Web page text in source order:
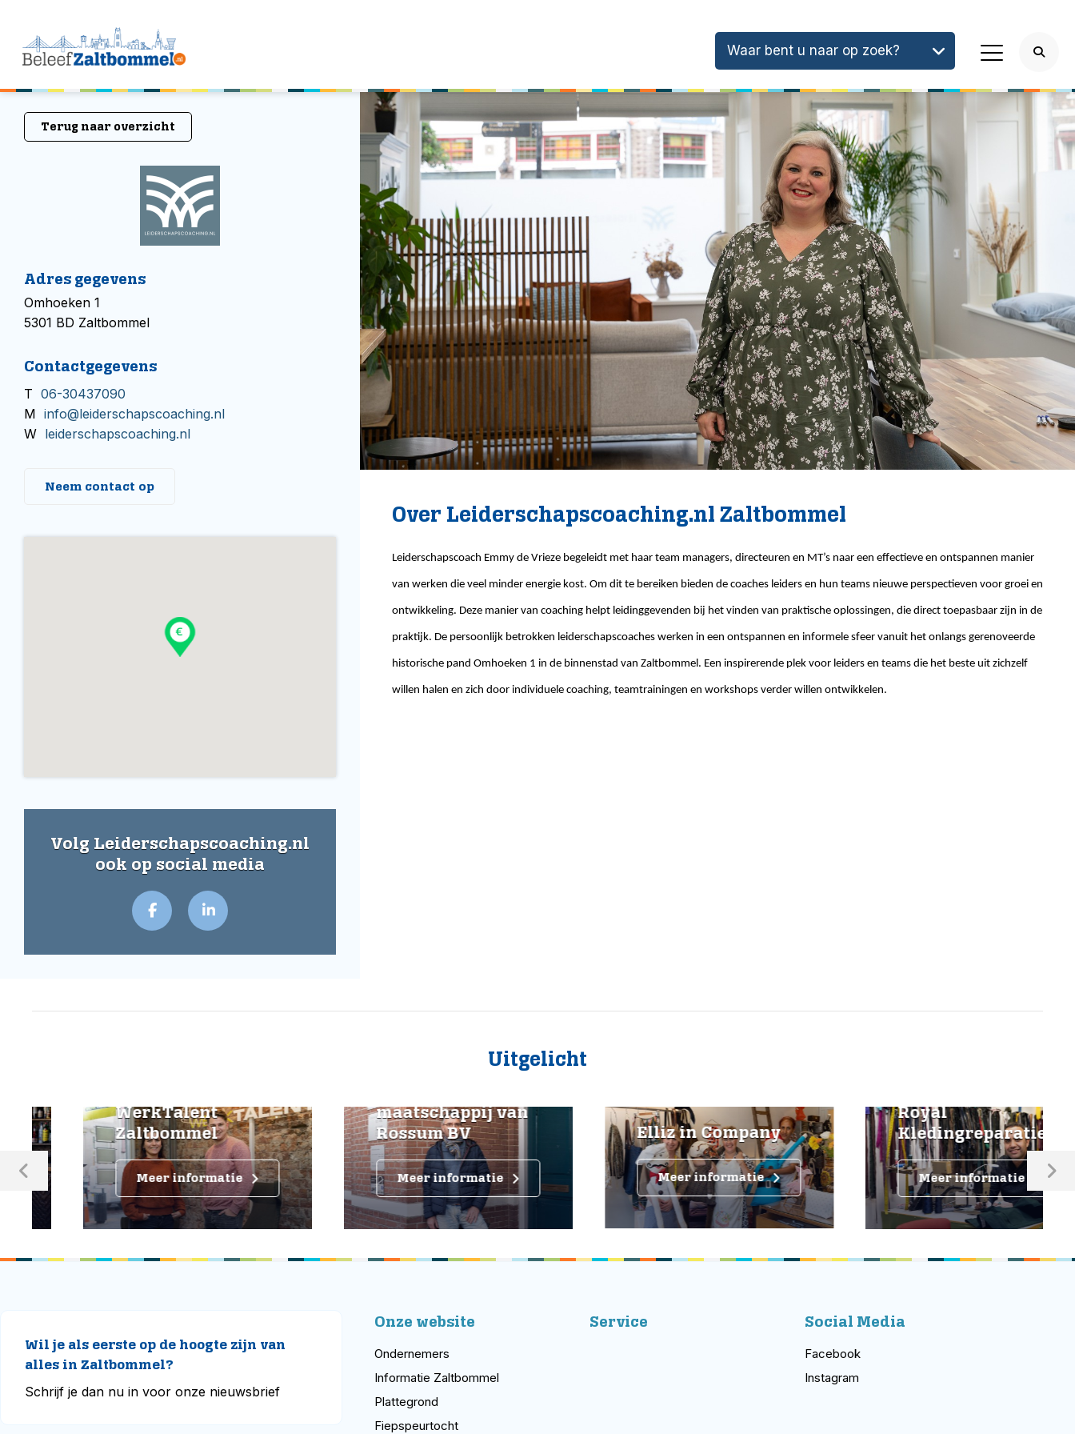
Waar bent u naar op zoek?
Terug naar overzicht
Adres gegevens
Omhoeken 1
5301 BD Zaltbommel
Contactgegevens
T 06-30437090
M info@leiderschapscoaching.nl
W leiderschapscoaching.nl
Neem contact op
Volg Leiderschapscoaching.nl
ook op social media
Over Leiderschapscoaching.nl Zaltbommel
Leiderschapscoach Emmy de Vrieze begeleidt met haar team managers, directeuren en MT’s naar een effectieve en ontspannen manier
van werken die veel minder energie kost. Om dit te bereiken bieden de coaches leiders en hun teams nieuwe perspectieven voor groei en
ontwikkeling. Deze manier van coaching helpt leidinggevenden bij het vinden van praktische oplossingen, die direct toepasbaar zijn in de
praktijk. De persoonlijk betrokken leiderschapscoaches werken in een ontspannen en informele sfeer vanuit het onlangs gerenoveerde
historische pand Omhoeken 1 in de binnenstad van Zaltbommel. Een inspirerende plek voor leiders en teams die het beste uit zichzelf
willen halen en zich door individuele coaching, teamtrainingen en workshops verder willen ontwikkelen.
Uitgelicht
WerkTalent
Zaltbommel
Meer informatie
maatschappij van
Rossum BV
Meer informatie
Elliz in Company
Meer informatie
Royal
Kledingreparatie
Meer informatie
Wil je als eerste op de hoogte zijn van
alles in Zaltbommel?
Schrijf je dan nu in voor onze nieuwsbrief
Onze website
Ondernemers
Informatie Zaltbommel
Plattegrond
Fiepspeurtocht
Service Social Media
Facebook
Instagram